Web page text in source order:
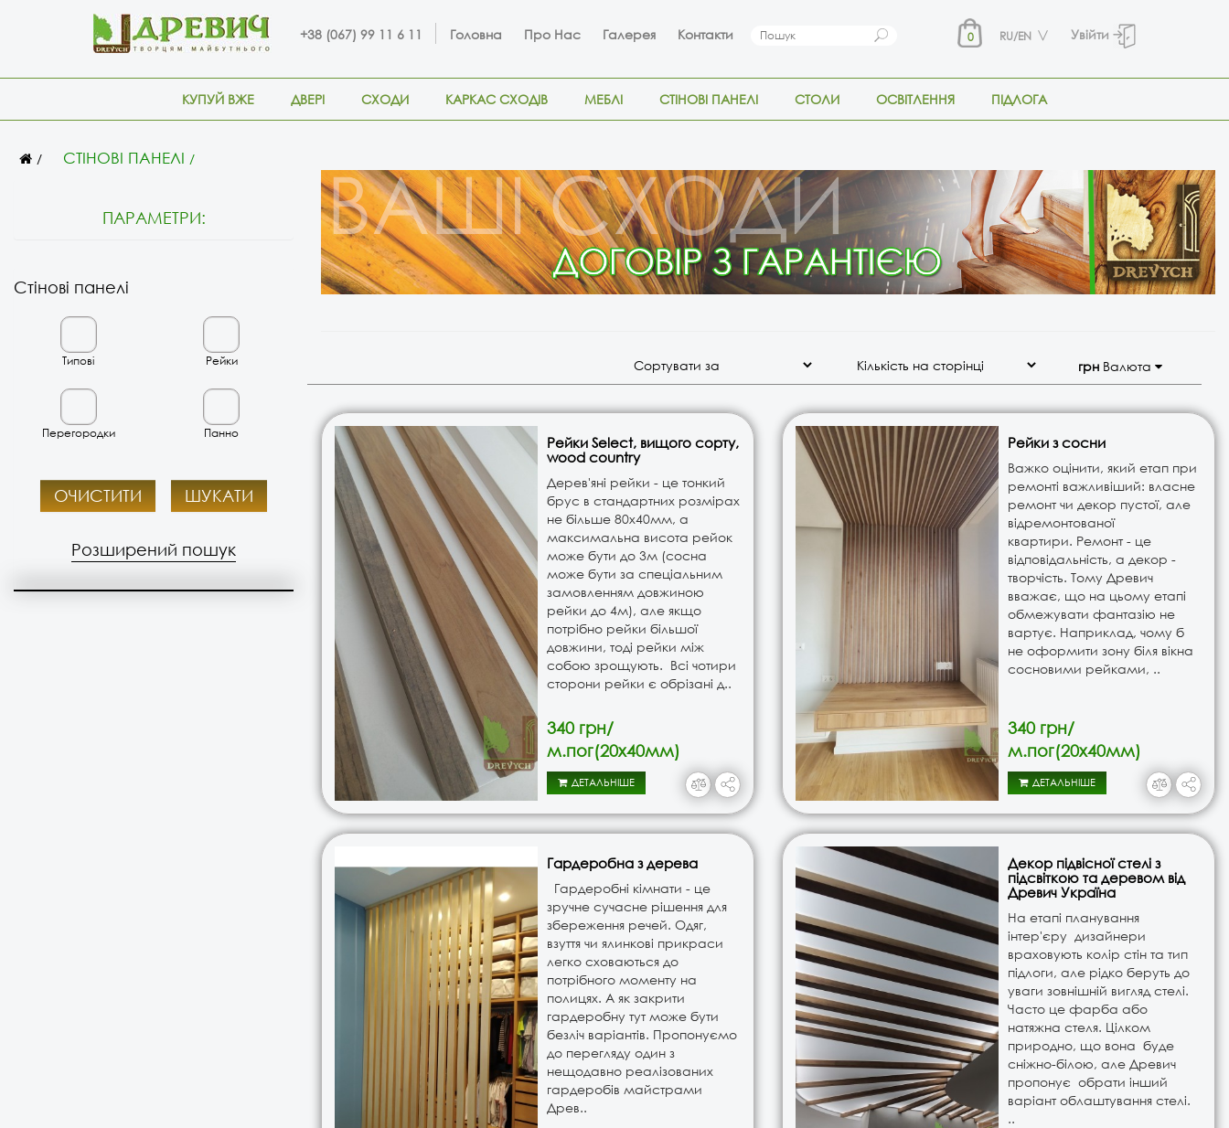
+38 (067) 99 11 6 11 Головна Про Нас Галерея Контакти 0 RU/EN Увійти
КУПУЙ ВЖЕ ДВЕРІ СХОДИ КАРКАС СХОДІВ МЕБЛІ СТІНОВІ ПАНЕЛІ СТОЛИ ОСВІТЛЕННЯ ПІДЛОГА
СТІНОВІ ПАНЕЛІ
ПАРАМЕТРИ:
Стінові панелі
Типові Рейки
Перегородки Панно
ОЧИСТИТИ ШУКАТИ
Розширений пошук
грн Валюта
Рейки Select, вищого сорту,
wood country
Дерев'яні рейки - це тонкий
брус в стандартних розмірах
не більше 80х40мм, а
максимальна висота рейок
може бути до 3м (сосна
може бути за спеціальним
замовленням довжиною
рейки до 4м), але якщо
потрібно рейки більшої
довжини, тоді рейки між
собою зрощують. Всі чотири
сторони рейки є обрізані д..
340 грн/
м.пог(20х40мм)
ДЕТАЛЬНІШЕ
Рейки з сосни
Важко оцінити, який етап при
ремонті важливіший: власне
ремонт чи декор пустої, але
відремонтованої
квартири. Ремонт - це
відповідальність, а декор -
творчість. Тому Древич
вважає, що на цьому етапі
обмежувати фантазію не
вартує. Наприклад, чому б
не оформити зону біля вікна
сосновими рейками, ..
340 грн/
м.пог(20х40мм)
ДЕТАЛЬНІШЕ
Гардеробна з дерева
Гардеробні кімнати - це
зручне сучасне рішення для
збереження речей. Одяг,
взуття чи ялинкові прикраси
легко сховаються до
потрібного моменту на
полицях. А як закрити
гардеробну тут може бути
безліч варіантів. Пропонуємо
до перегляду один з
нещодавно реалізованих
гардеробів майстрами
Древ..
Декор підвісної стелі з
підсвіткою та деревом від
Древич Україна
На етапі планування
інтер'єру дизайнери
враховують колір стін та тип
підлоги, але рідко беруть до
уваги зовнішній вигляд стелі.
Часто це фарба або
натяжна стеля. Цілком
природно, що вона буде
сніжно-білою, але Древич
пропонує обрати інший
варіант облаштування стелі.
..